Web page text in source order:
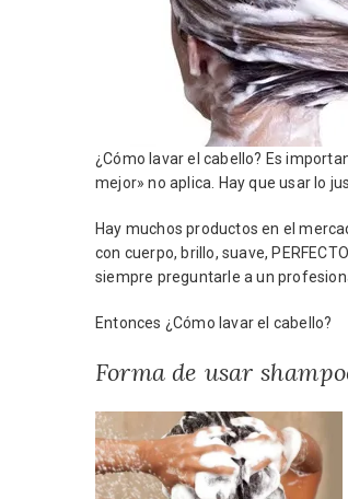
¿Cómo lavar el cabello? Es
mejor» no aplica. Hay que usar lo
Hay muchos productos en el
con cuerpo, brillo, suave,
siempre preguntarle a un
Entonces ¿Cómo lavar el cabello?
Forma de usar